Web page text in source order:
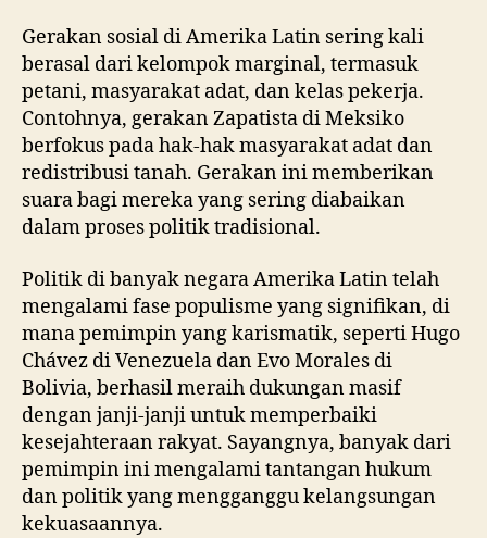
Gerakan sosial di Amerika Latin sering kali
berasal dari kelompok marginal, termasuk
petani, masyarakat adat, dan kelas pekerja.
Contohnya, gerakan Zapatista di Meksiko
berfokus pada hak-hak masyarakat adat dan
redistribusi tanah. Gerakan ini memberikan
suara bagi mereka yang sering diabaikan
dalam proses politik tradisional.
Politik di banyak negara Amerika Latin telah
mengalami fase populisme yang signifikan, di
mana pemimpin yang karismatik, seperti Hugo
Chávez di Venezuela dan Evo Morales di
Bolivia, berhasil meraih dukungan masif
dengan janji-janji untuk memperbaiki
kesejahteraan rakyat. Sayangnya, banyak dari
pemimpin ini mengalami tantangan hukum
dan politik yang mengganggu kelangsungan
kekuasaannya.